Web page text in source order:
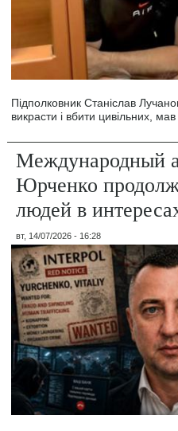
Підполковник Станіслав
викрасти і вбити цивільних,
Международный
Юрченко
людей в
вт, 14/07/2026 - 16:28